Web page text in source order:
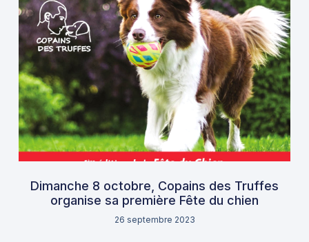
Dimanche 8 octobre, Copains des Truffes
organise sa première Fête du chien
26 septembre 2023